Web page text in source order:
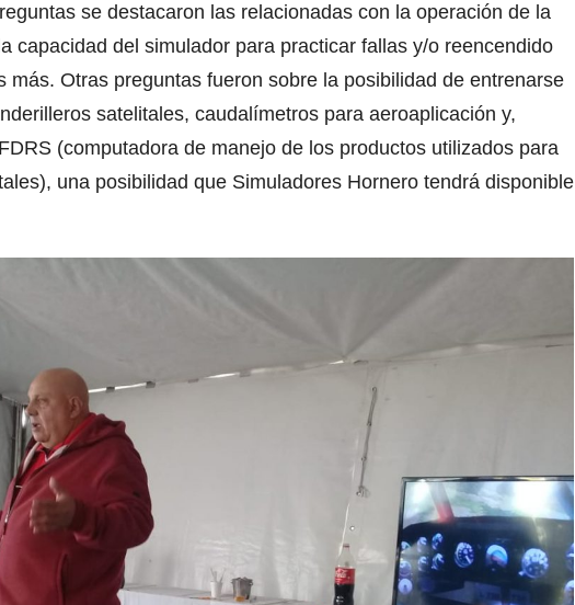
se destacaron las relacionadas con la operación de la
capacidad del simulador para practicar fallas y/o reencendido
más. Otras preguntas fueron sobre la posibilidad de entrenarse
satelitales, caudalímetros para aeroaplicación y,
(computadora de manejo de los productos utilizados para
una posibilidad que Simuladores Hornero tendrá disponible